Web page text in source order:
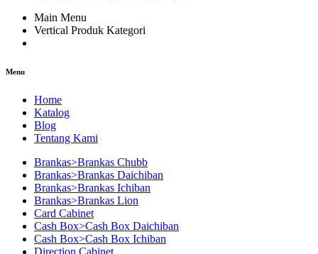
Main Menu
Vertical Produk Kategori
Menu
Home
Katalog
Blog
Tentang Kami
Brankas>Brankas Chubb
Brankas>Brankas Daichiban
Brankas>Brankas Ichiban
Brankas>Brankas Lion
Card Cabinet
Cash Box>Cash Box Daichiban
Cash Box>Cash Box Ichiban
Direction Cabinet